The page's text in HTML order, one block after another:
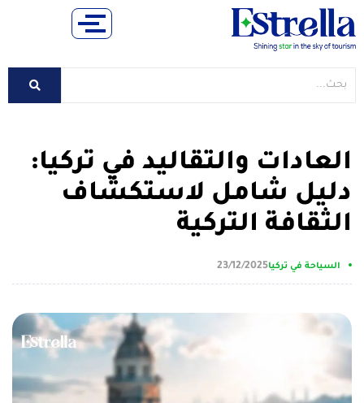
العادات والتقاليد في تركيا:
دليل شامل لاستكشاف
الثقافة التركية
السياحة في تركيا23/12/2025